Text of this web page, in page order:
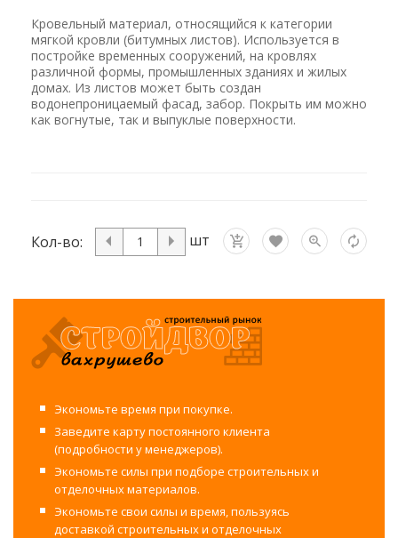
Кровельный материал, относящийся к категории
мягкой кровли (битумных листов). Используется в
постройке временных сооружений, на кровлях
различной формы, промышленных зданиях и жилых
домах. Из листов может быть создан
водонепроницаемый фасад, забор. Покрыть им можно
как вогнутые, так и выпуклые поверхности.
Кол-во: шт
Экономьте время при покупке.
Заведите карту постоянного клиента
(подробности у менеджеров).
Экономьте силы при подборе строительных и
отделочных материалов.
Экономьте свои силы и время, пользуясь
доставкой строительных и отделочных